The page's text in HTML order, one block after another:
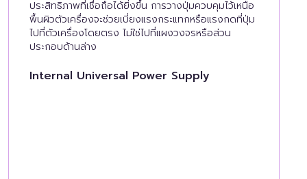
ประสิทธิภาพที่เชื่อถือได้ยิ่งขึ้น การวางปุ่มควบคุมไว้เหนือ
พื้นผิวตัวเครื่องจะช่วยเบี่ยงแรงกระแทกหรือแรงกดที่ปุ่ม
ไปที่ตัวเครื่องโดยตรง ไม่ใช่ไปที่แผงวงจรหรือส่วน
ประกอบด้านล่าง
Internal Universal Power Supply